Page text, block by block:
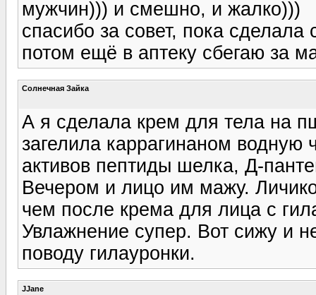
мужчин))) и смешно, и жалко)))
спасибо за совет, пока
потом ещё в аптеку сбегаю за
Солнечная Зайка
А я сделала крем для тела на
загелила каррагинаном водную
активов пептиды шелка, Д-
Вечером и лицо им мажу.
чем после крема для лица с
Увлажнение супер. Вот сижу и
поводу гилауронки.
JJane